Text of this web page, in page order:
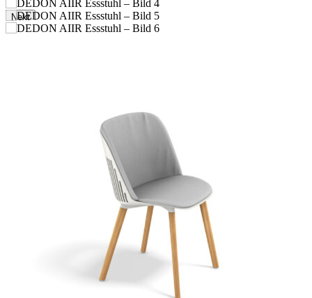
Next
Kinderspiel ist, sich zwischen den beiden zu bewegen.
Eigenschaften: Leicht, transparent, raffiniert, zeitgemäß,
ergonomisch, komfortabel
Sessel: Dieser Innen- / Außensessel wird mit konischen
Teakholzbeinen und optionalen Sitz- und Rückenkissen geliefert.
Rahmen: Der Sitz besteht aus spritzgegossenem Polypropylen. Die
Beine sind aus hochwertigem Teakholz oder aus
pulverbeschichtetem Edelstahl.
Rahmenpflege: Mit einem weichen Tuch und warmem Wasser
reinigen. Waschen Sie die Basen mit warmem Wasser, in dem
natürlich Seifenflocken wurden aufgelöst.
Kissenpflege: Jedes Kissen ist abnehmbar und alle Kissenbezüge
sind bei 30 ° C waschbar.
Optionen: Erhältlich mit Sitzkissen sowie Sitz- und Rückenkissen.